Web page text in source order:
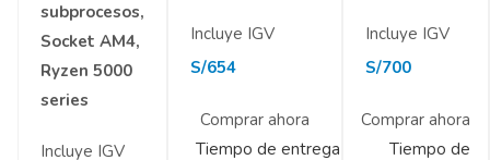
subprocesos,
Socket AM4,
Ryzen 5000
series
Incluye IGV
Incluye IGV
S/654
Comprar ahora
Tiempo de entrega
Incluye IGV
S/700
Comprar ahora
Tiempo de